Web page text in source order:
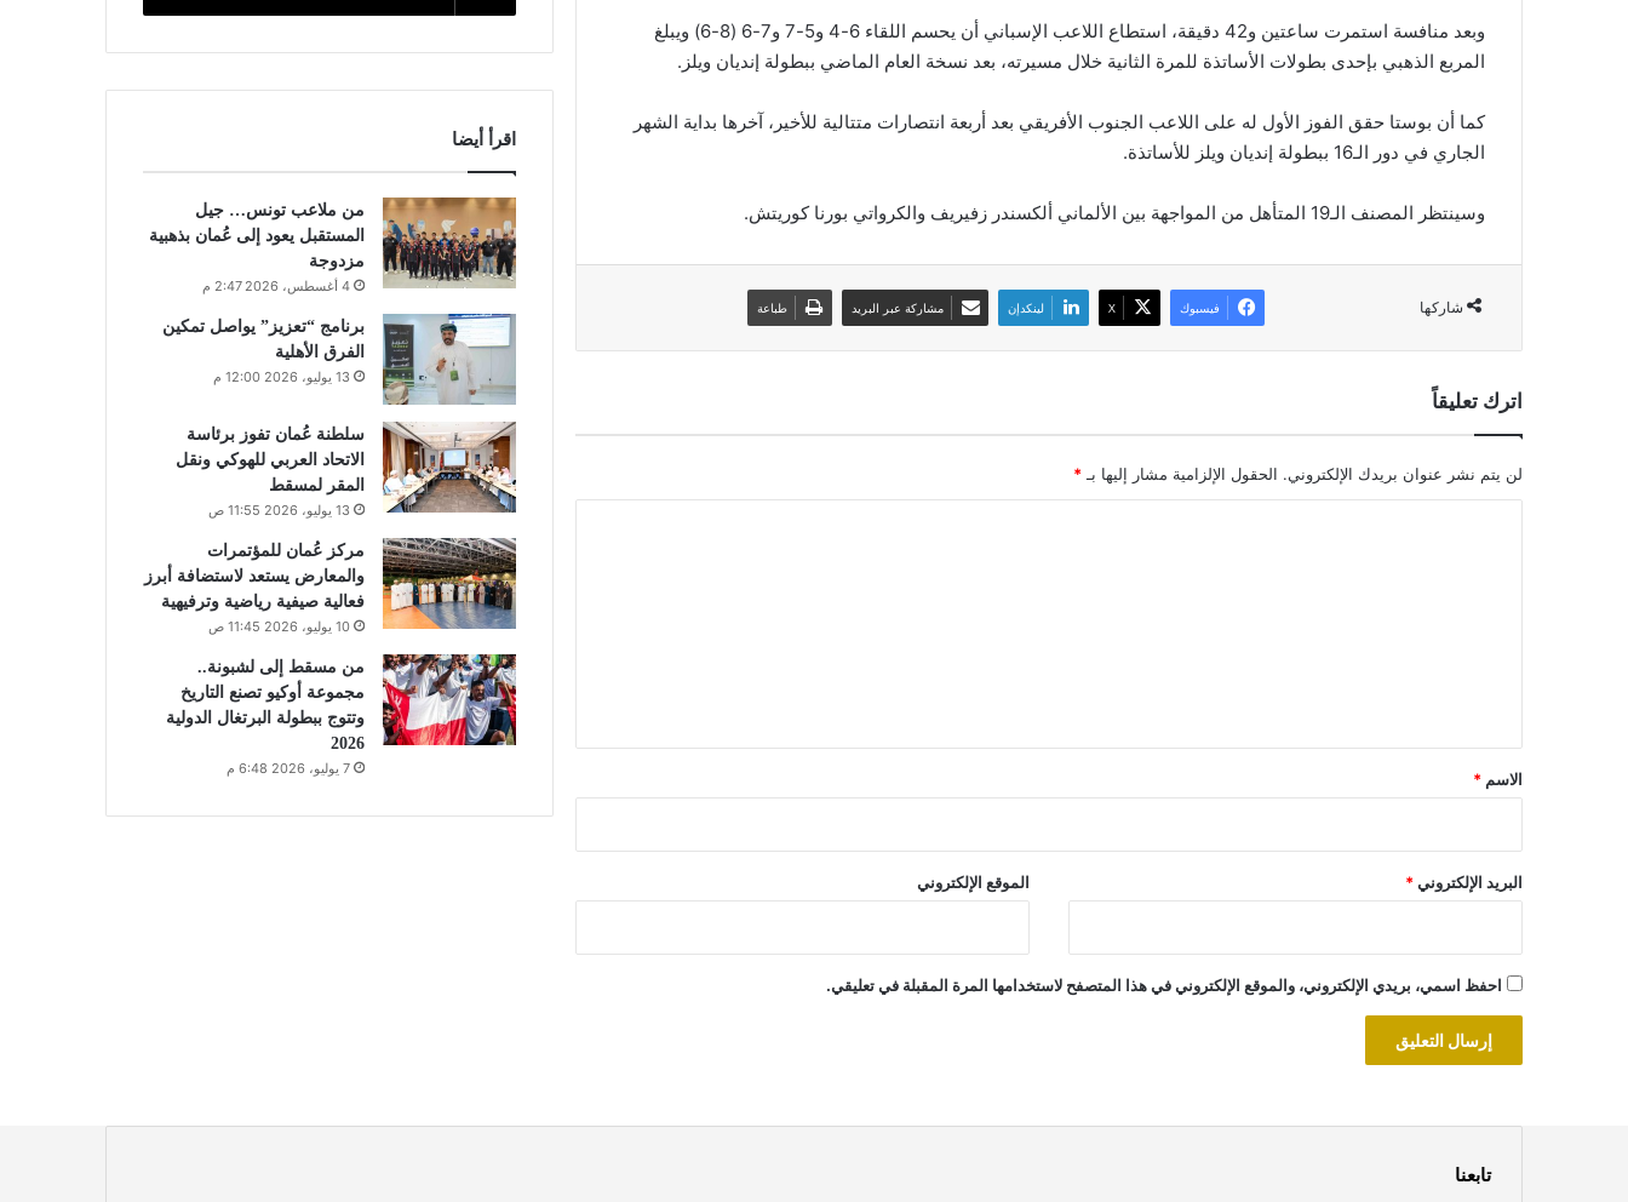
وبعد منافسة استمرت ساعتين و42 دقيقة، استطاع اللاعب الإسباني أن يحسم اللقاء 6-4 و5-7 و7-6 (8-6) ويبلغ
المربع الذهبي بإحدى بطولات الأساتذة للمرة الثانية خلال مسيرته، بعد نسخة العام الماضي ببطولة إنديان ويلز.
كما أن بوستا حقق الفوز الأول له على اللاعب الجنوب الأفريقي بعد أربعة انتصارات متتالية للأخير، آخرها بداية الشهر
الجاري في دور الـ16 ببطولة إنديان ويلز للأساتذة.
وسينتظر المصنف الـ19 المتأهل من المواجهة بين الألماني ألكسندر زفيريف والكرواتي بورنا كوريتش.
شاركها فيسبوك ‫X لينكدإن مشاركة عبر البريد طباعة
اترك تعليقاً
لن يتم نشر عنوان بريدك الإلكتروني. الحقول الإلزامية مشار إليها بـ*
*
الاسم *
البريد الإلكتروني* الموقع الإلكتروني
احفظ اسمي، بريدي الإلكتروني، والموقع الإلكتروني في هذا المتصفح لاستخدامها المرة المقبلة في تعليقي.
اقرأ أيضا
من ملاعب تونس… جيل
المستقبل يعود إلى عُمان بذهبية
مزدوجة
4 أغسطس، 2026 2:47 م
برنامج “تعزيز” يواصل تمكين
الفرق الأهلية
13 يوليو، 2026 12:00 م
سلطنة عُمان تفوز برئاسة
الاتحاد العربي للهوكي ونقل
المقر لمسقط
13 يوليو، 2026 11:55 ص
مركز عُمان للمؤتمرات
والمعارض يستعد لاستضافة أبرز
فعالية صيفية رياضية وترفيهية
10 يوليو، 2026 11:45 ص
من مسقط إلى لشبونة..
مجموعة أوكيو تصنع التاريخ
وتتوج ببطولة البرتغال الدولية
2026
7 يوليو، 2026 6:48 م
تابعنا